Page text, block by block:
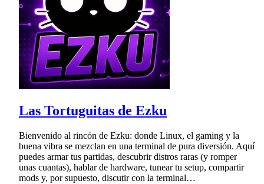
Las Tortuguitas de Ezku
Bienvenido al rincón de Ezku: donde Linux, el gaming y la
buena vibra se mezclan en una terminal de pura diversión. Aquí
puedes armar tus partidas, descubrir distros raras (y romper
unas cuantas), hablar de hardware, tunear tu setup, compartir
mods y, por supuesto, discutir con la terminal…